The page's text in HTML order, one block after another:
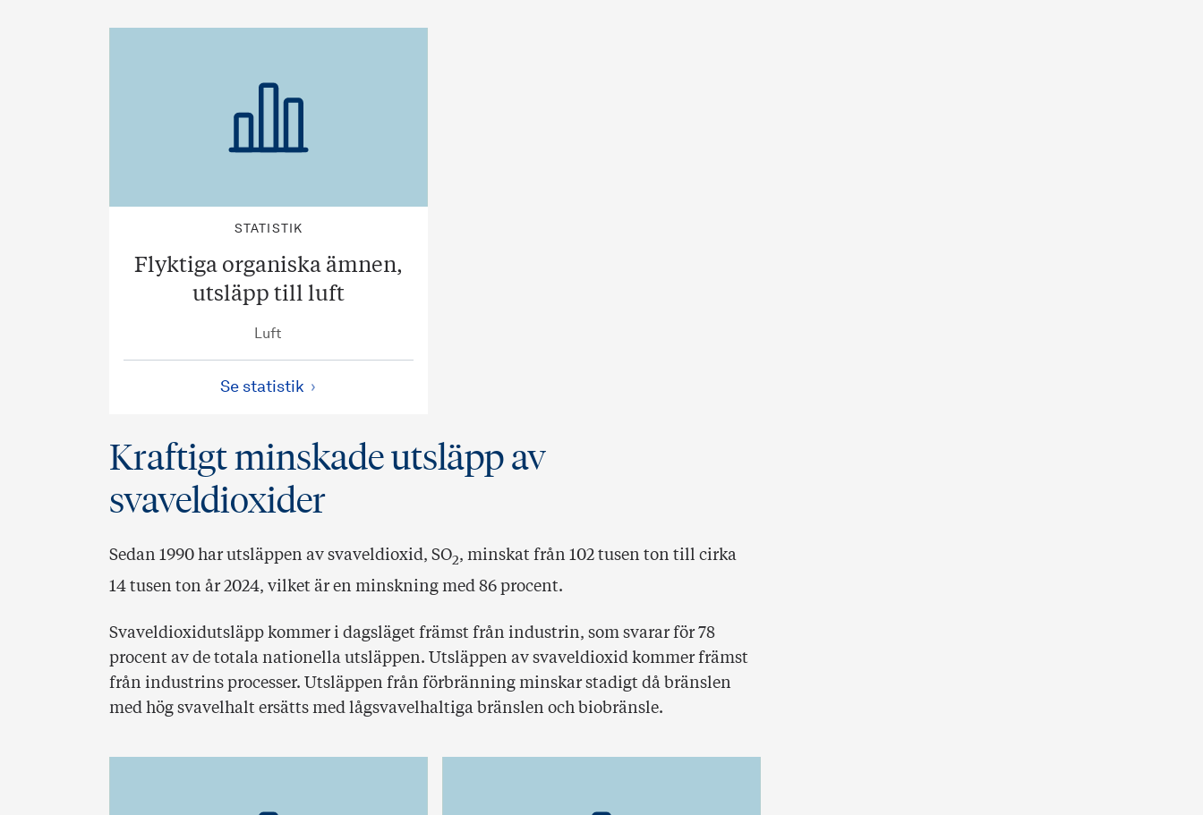
STATISTIK
Flyktiga organiska ämnen,
utsläpp till luft
Luft
Se statistik
Kraftigt minskade utsläpp av
svaveldioxider
Sedan 1990 har utsläppen av svaveldioxid, SO2, minskat från 102 tusen ton till cirka
14 tusen ton år 2024, vilket är en minskning med 86 procent.
Svaveldioxidutsläpp kommer i dagsläget främst från industrin, som svarar för 78
procent av de totala nationella utsläppen. Utsläppen av svaveldioxid kommer främst
från industrins processer. Utsläppen från förbränning minskar stadigt då bränslen
med hög svavelhalt ersätts med lågsvavelhaltiga bränslen och biobränsle.